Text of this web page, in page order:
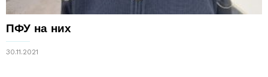
ПФУ на них
30.11.2021